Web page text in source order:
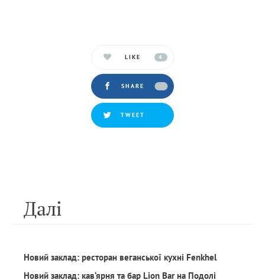
LIKE 4
SHARE
TWEET
Далi
Новий заклад: ресторан веганської кухні Fenkhel
Новий заклад: кав‘ярня та бар Lion Bar на Подолі